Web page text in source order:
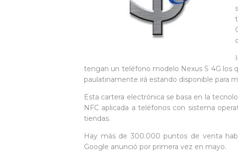
tengan un teléfono modelo Nexus S 4G los
paulatinamente irá estando disponible para
Esta cartera electrónica se basa en la
NFC aplicada a teléfonos con sistema
tiendas.
Hay más de 300.000 puntos de venta
Google anunció por primera vez en mayo.